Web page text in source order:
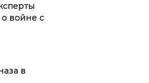
войне с
в